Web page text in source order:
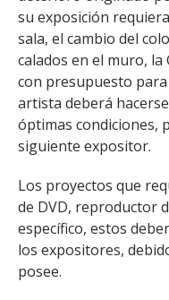
su exposición
sala, el cambio del
calados en el muro, la
con presupuesto
artista deberá
óptimas condiciones,
siguiente expositor.
Los proyectos que
de DVD, reproductor
específico, estos
los expositores,
posee.